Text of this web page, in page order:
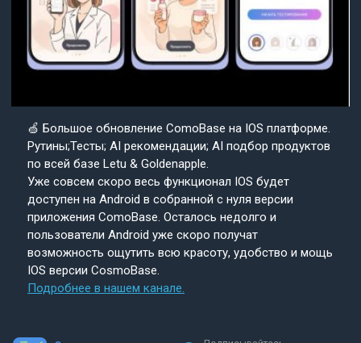
🍏 Большое обновление ComoBase на IOS платформе.
Рутины;Тесты; AI рекомендации; AI подбор продуктов
по всей базе Letu & Goldenapple.
Уже совсем скоро весь функционал IOS будет
доступен на Android в собранной с нуля версии
приложения ComoBase. Осталось недолго и
пользователи Android уже скоро получат
возможность ощутить всю красоту, удобство и мощь
IOS версии CosmoBase.
Подробнее в нашем канале.